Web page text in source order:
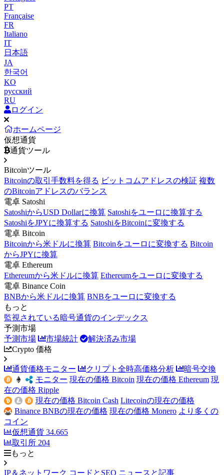
PT
Française
FR
Italiano
IT
日本語
JA
한국어
KO
русский
RU
ログイン
ホームページ
仮想通貨
通貨ツール
Bitcoinツール
Bitcoinの取引手数料を得る ビットコムアドレスの検証 複数
のBitcoinアドレスのバランス
電卓 Satoshi
SatoshiからUSD Dollarに換算 Satoshiをユーロに換算する
SatoshiをJPYに換算する SatoshiをBitcoinに変換する
電卓 Bitcoin
Bitcoinから米ドルに換算 Bitcoinをユーロに変換する Bitcoin
からJPYに換算
電卓 Ethereum
Ethereumから米ドルに換算 Ethereumをユーロに変換する
電卓 Binance Coin
BNBから米ドルに換算 BNBをユーロに変換する
もっと
監視されている暗号通貨のインデックス
予測市場
予測市場
市場統計
解決済み市場
Crypto 価格
通貨価格モニター クリプト全時高価格分析
暗号交換
モニター 現在の価格 Bitcoin 現在の価格 Ethereum 現
在の価格 Ripple
現在の価格 Bitcoin Cash Litecoinの現在の価格
Binance BNBの現在の価格 現在の価格 Monero より多くの
コイン
仮想通貨 34.665
取引所 204
もっと
IP＆ネットワーク コードとSEO ニュースと記事